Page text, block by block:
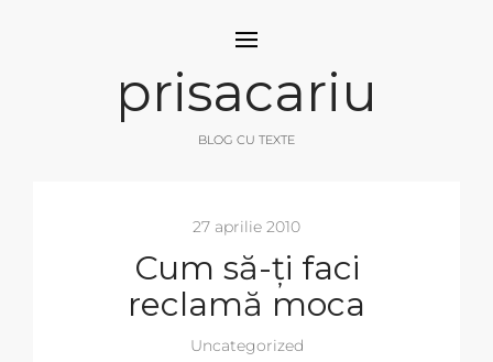
prisacariu
BLOG CU TEXTE
27 aprilie 2010
Cum să-ți faci
reclamă moca
Uncategorized